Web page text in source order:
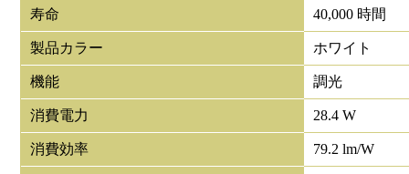
寿命 40,000 時間
製品カラー ホワイト
機能 調光
消費電力 28.4 W
消費効率 79.2 lm/W